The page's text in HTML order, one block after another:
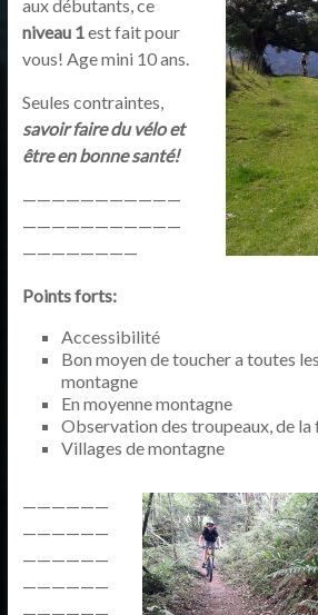
aux débutants, ce
niveau 1est fait pour
vous! Age mini 10 ans.
Seules contraintes,
savoir faire du vélo et
être en bonne santé!
———————————
———————————
————————
Points forts:
Accessibilité
Bon moyen de toucher a toutes
montagne
En moyenne montagne
Observation des troupeaux, de la
Villages de montagne
——————
——————
——————
——————